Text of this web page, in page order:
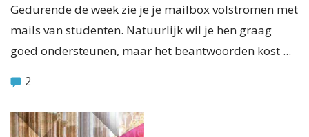
Gedurende de week zie je je mailbox volstromen met
mails van studenten. Natuurlijk wil je hen graag
goed ondersteunen, maar het beantwoorden kost ...
2